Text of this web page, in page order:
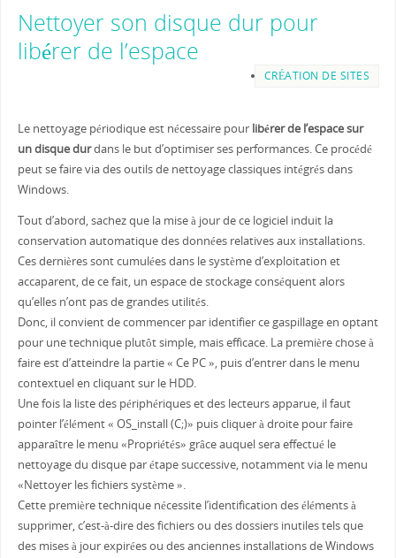
Nettoyer son disque dur pour
libérer de l’espace
CRÉATION DE SITES
Le nettoyage périodique est nécessaire pour libérer de l’espace sur
un disque durdans le but d’optimiser ses performances. Ce procédé
peut se faire via des outils de nettoyage classiques intégrés dans
Windows.
Tout d’abord, sachez que la mise à jour de ce logiciel induit la
conservation automatique des données relatives aux installations.
Ces dernières sont cumulées dans le système d’exploitation et
accaparent, de ce fait, un espace de stockage conséquent alors
qu’elles n’ont pas de grandes utilités.
Donc, il convient de commencer par identifier ce gaspillage en optant
pour une technique plutôt simple, mais efficace. La première chose à
faire est d’atteindre la partie « Ce PC », puis d’entrer dans le menu
contextuel en cliquant sur le HDD.
Une fois la liste des périphériques et des lecteurs apparue, il faut
pointer l’élément « OS_install (C;)» puis cliquer à droite pour faire
apparaître le menu «Propriétés» grâce auquel sera effectué le
nettoyage du disque par étape successive, notamment via le menu
«Nettoyer les fichiers système ».
Cette première technique nécessite l’identification des éléments à
supprimer, c’est-à-dire des fichiers ou des dossiers inutiles tels que
des mises à jour expirées ou des anciennes installations de Windows